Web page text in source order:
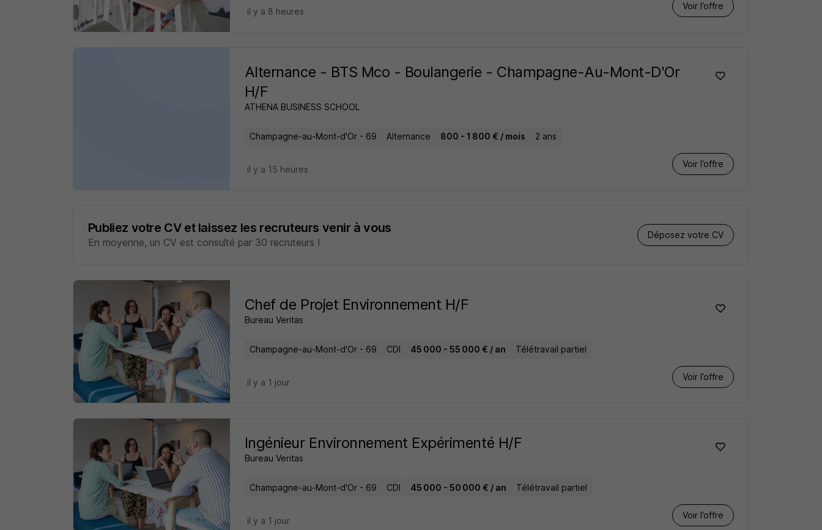
Voir l’offre
il y a 8 heures
Alternance - BTS Mco - Boulangerie - Champagne-Au-Mont-D'Or
H/F
ATHENA BUSINESS SCHOOL
Champagne-au-Mont-d'Or - 69 Alternance 800 - 1 800 € / mois 2 ans
Voir l’offre
il y a 15 heures
Publiez votre CV et laissez les recruteurs venir à vous
En moyenne, un CV est consulté par 30 recruteurs !
Déposez votre CV
Chef de Projet Environnement H/F
Bureau Veritas
Champagne-au-Mont-d'Or - 69 CDI 45 000 - 55 000 € / an Télétravail partiel
Voir l’offre
il y a 1 jour
Ingénieur Environnement Expérimenté H/F
Bureau Veritas
Champagne-au-Mont-d'Or - 69 CDI 45 000 - 50 000 € / an Télétravail partiel
Voir l’offre
il y a 1 jour